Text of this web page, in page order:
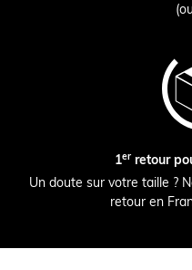
1erretour
Un doute sur votre taille ?
retour en